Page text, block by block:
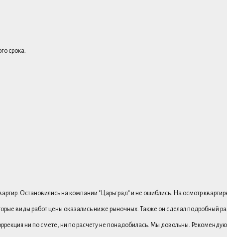
срока.
Остановились на компании "Царьград" и не ошиблись. На осмотр
виды работ цены оказались ниже рыночных. Также он сделал подробный
ни по смете, ни по расчету не понадобилась. Мы довольны.